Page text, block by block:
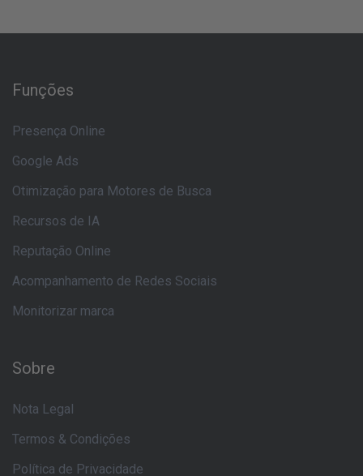
Funções
Presença Online
Google Ads
Otimização para Motores de Busca
Recursos de IA
Reputação Online
Acompanhamento de Redes Sociais
Monitorizar marca
Sobre
Nota Legal
Termos & Condições
Política de Privacidade